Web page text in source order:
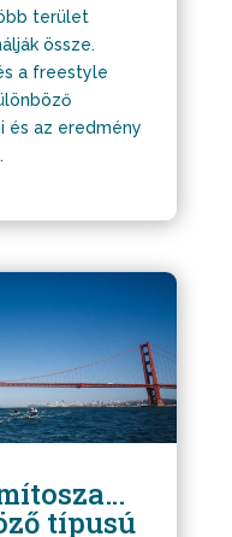
terület
össze.
a freestyle
és az eredmény
típusú